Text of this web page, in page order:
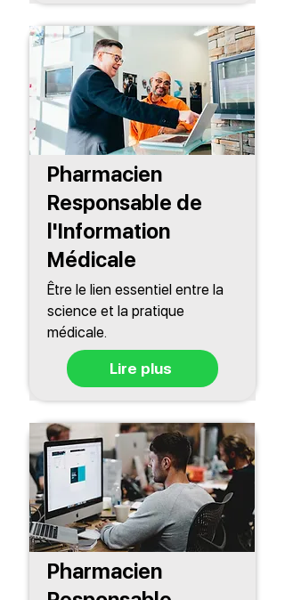
Pharmacien
Responsable de
l'Information
Médicale
Être le lien essentiel entre la
science et la pratique
médicale.
Lire plus
Pharmacien